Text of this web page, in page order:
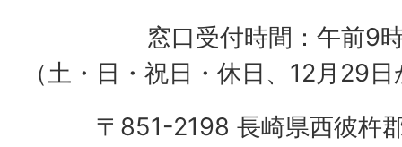
窓口受付時間：午前9
（土・日・祝日・休日、12月29
〒851-2198 長崎県西彼杵